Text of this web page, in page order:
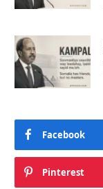
Facebook
Pinterest